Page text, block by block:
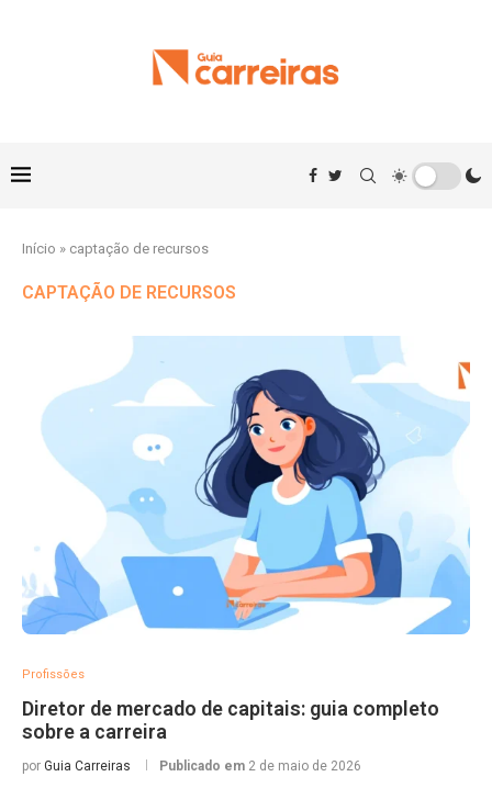
Início » captação de recursos
CAPTAÇÃO DE RECURSOS
Profissões
Diretor de mercado de capitais: guia completo
sobre a carreira
por Guia Carreiras Publicado em 2 de maio de 2026